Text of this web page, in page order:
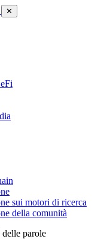
✕
sui motori di ricerca
della comunità
parole